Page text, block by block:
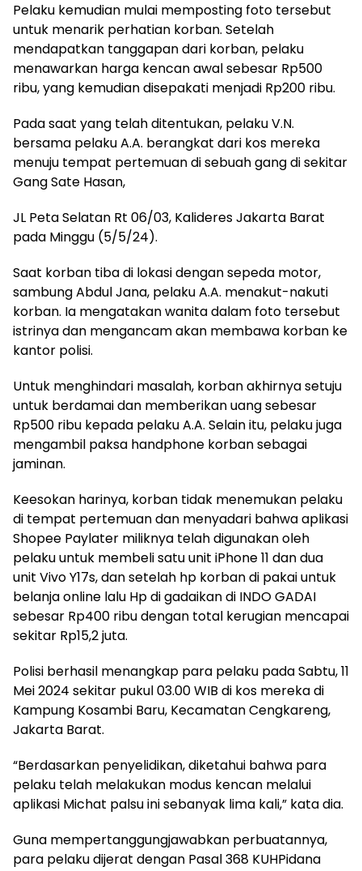
Pelaku kemudian mulai memposting foto tersebut
untuk menarik perhatian korban. Setelah
mendapatkan tanggapan dari korban, pelaku
menawarkan harga kencan awal sebesar Rp500
ribu, yang kemudian disepakati menjadi Rp200 ribu.
Pada saat yang telah ditentukan, pelaku V.N.
bersama pelaku A.A. berangkat dari kos mereka
menuju tempat pertemuan di sebuah gang di sekitar
Gang Sate Hasan,
JL Peta Selatan Rt 06/03, Kalideres Jakarta Barat
pada Minggu (5/5/24).
Saat korban tiba di lokasi dengan sepeda motor,
sambung Abdul Jana, pelaku A.A. menakut-nakuti
korban. Ia mengatakan wanita dalam foto tersebut
istrinya dan mengancam akan membawa korban ke
kantor polisi.
Untuk menghindari masalah, korban akhirnya setuju
untuk berdamai dan memberikan uang sebesar
Rp500 ribu kepada pelaku A.A. Selain itu, pelaku juga
mengambil paksa handphone korban sebagai
jaminan.
Keesokan harinya, korban tidak menemukan pelaku
di tempat pertemuan dan menyadari bahwa aplikasi
Shopee Paylater miliknya telah digunakan oleh
pelaku untuk membeli satu unit iPhone 11 dan dua
unit Vivo Y17s, dan setelah hp korban di pakai untuk
belanja online lalu Hp di gadaikan di INDO GADAI
sebesar Rp400 ribu dengan total kerugian mencapai
sekitar Rp15,2 juta.
Polisi berhasil menangkap para pelaku pada Sabtu, 11
Mei 2024 sekitar pukul 03.00 WIB di kos mereka di
Kampung Kosambi Baru, Kecamatan Cengkareng,
Jakarta Barat.
“Berdasarkan penyelidikan, diketahui bahwa para
pelaku telah melakukan modus kencan melalui
aplikasi Michat palsu ini sebanyak lima kali,” kata dia.
Guna mempertanggungjawabkan perbuatannya,
para pelaku dijerat dengan Pasal 368 KUHPidana